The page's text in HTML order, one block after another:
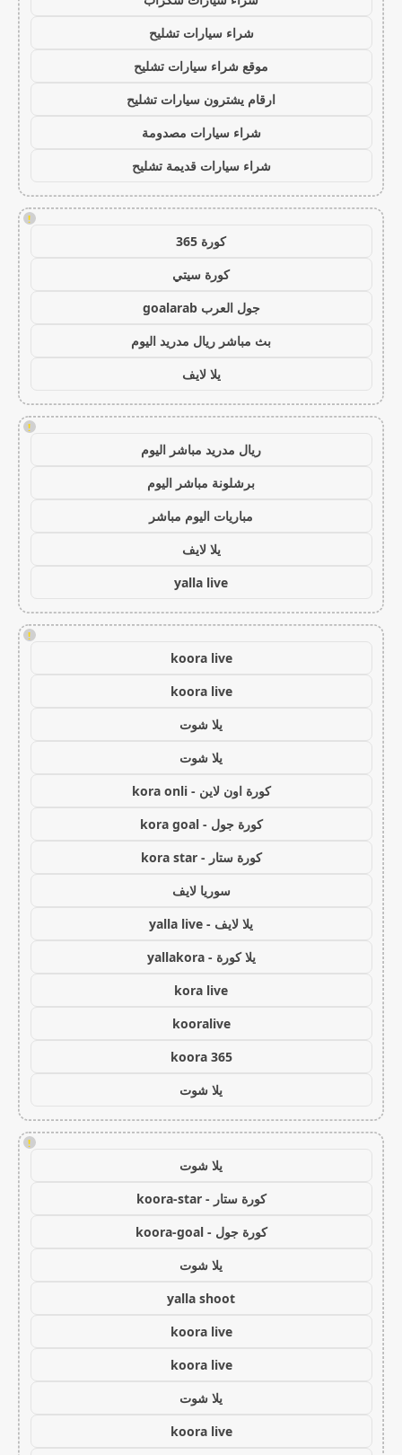
شراء سيارات تشليح
موقع شراء سيارات تشليح
ارقام يشترون سيارات تشليح
شراء سيارات مصدومة
شراء سيارات قديمة تشليح
!
كورة 365
كورة سيتي
جول العرب goalarab
بث مباشر ريال مدريد اليوم
يلا لايف
!
ريال مدريد مباشر اليوم
برشلونة مباشر اليوم
مباريات اليوم مباشر
يلا لايف
yalla live
!
koora live
koora live
يلا شوت
يلا شوت
كورة اون لاين - kora onli
كورة جول - kora goal
كورة ستار - kora star
سوريا لايف
يلا لايف - yalla live
يلا كورة - yallakora
kora live
kooralive
koora 365
يلا شوت
!
يلا شوت
كورة ستار - koora-star
كورة جول - koora-goal
يلا شوت
yalla shoot
koora live
koora live
يلا شوت
koora live